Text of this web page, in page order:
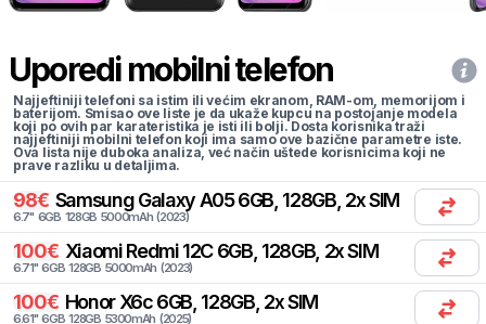
Uporedi mobilni telefon
Najjeftiniji telefoni sa istim ili većim ekranom, RAM-om, memorijom i
baterijom. Smisao ove liste je da ukaže kupcu na postojanje modela
koji po ovih par karateristika je isti ili bolji. Dosta korisnika traži
najjeftiniji mobilni telefon koji ima samo ove bazične parametre iste.
Ova lista nije duboka analiza, već način uštede korisnicima koji ne
prave razliku u detaljima.
98€ Samsung Galaxy A05 6GB, 128GB, 2x SIM
6.7" 6GB 128GB 5000mAh (2023)
100€ Xiaomi Redmi 12C 6GB, 128GB, 2x SIM
6.71" 6GB 128GB 5000mAh (2023)
100€ Honor X6c 6GB, 128GB, 2x SIM
6.61" 6GB 128GB 5300mAh (2025)